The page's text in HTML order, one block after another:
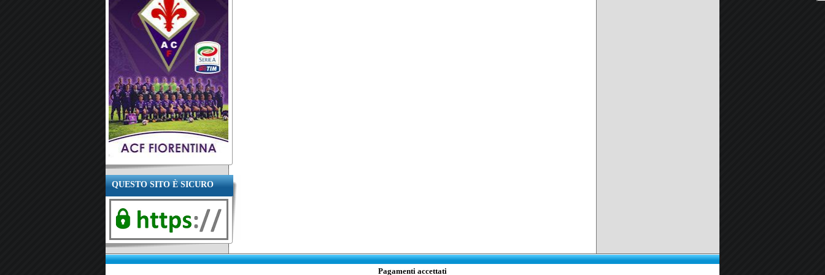
QUESTO SITO È SICURO
Pagamenti accettati